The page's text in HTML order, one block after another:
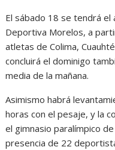
El sábado 18 se tendrá
Deportiva Morelos, a
atletas de Colima,
concluirá el dominigo
media de la mañana.
Asimismo habrá
horas con el pesaje, y la
el gimnasio paralímpico
presencia de 22